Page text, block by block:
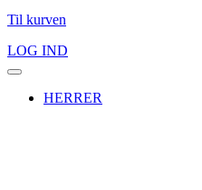
Til kurven
LOG IND
HERRER